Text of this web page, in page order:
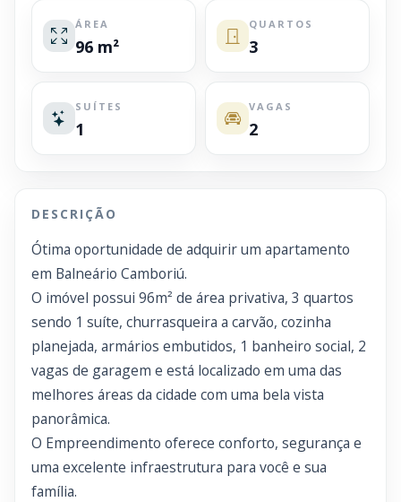
ÁREA
96 m²
QUARTOS
3
SUÍTES
1
VAGAS
2
DESCRIÇÃO
Ótima oportunidade de adquirir um apartamento
em Balneário Camboriú.
O imóvel possui 96m² de área privativa, 3 quartos
sendo 1 suíte, churrasqueira a carvão, cozinha
planejada, armários embutidos, 1 banheiro social, 2
vagas de garagem e está localizado em uma das
melhores áreas da cidade com uma bela vista
panorâmica.
O Empreendimento oferece conforto, segurança e
uma excelente infraestrutura para você e sua
família.